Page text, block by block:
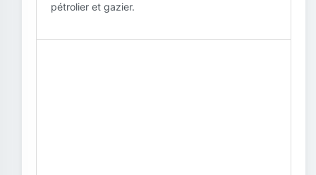
pétrolier et gazier.